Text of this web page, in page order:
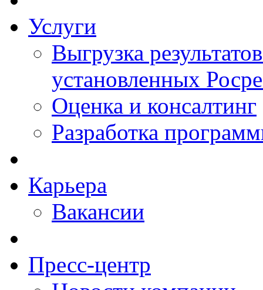
Услуги
Выгрузка
установленных
Оценка и консалтинг
Разработка
Карьера
Вакансии
Пресс-центр